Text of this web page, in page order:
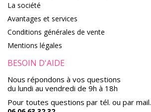
La société
Avantages et services
Conditions générales de vente
Mentions légales
BESOIN D'AIDE
Nous répondons à vos questions
du lundi au vendredi de 9h à 18h
Pour toutes questions par tél. ou par mail.